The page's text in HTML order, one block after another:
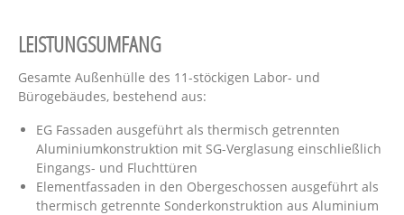
LEISTUNGSUMFANG
Gesamte Außenhülle des 11-stöckigen Labor- und
Bürogebäudes, bestehend aus:
EG Fassaden ausgeführt als thermisch getrennten
Aluminiumkonstruktion mit SG-Verglasung einschließlich
Eingangs- und Fluchttüren
Elementfassaden in den Obergeschossen ausgeführt als
thermisch getrennte Sonderkonstruktion aus Aluminium